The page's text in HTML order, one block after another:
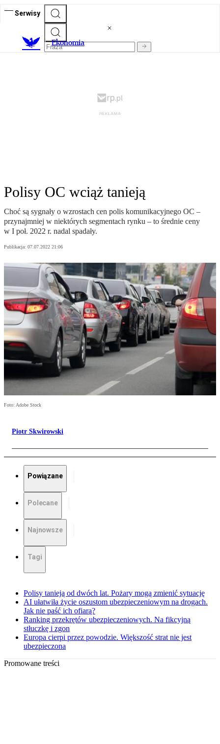
Serwisy
Ekonomia
Polisy OC wciąż tanieją
Choć są sygnały o wzrostach cen polis komunikacyjnego OC –
przynajmniej w niektórych segmentach rynku – to średnie ceny
w I poł. 2022 r. nadal spadały.
Publikacja: 07.07.2022 21:06
Foto: Adobe Stock
Piotr Skwirowski
Powiązane
Polecane
Najnowsze
Tagi
Polisy tanieją od dwóch lat. Pożary mogą zmienić sytuację
AI ułatwiła życie oszustom ubezpieczeniowym na drogach.
Jak nie paść ich ofiarą?
Ranking przekrętów ubezpieczeniowych. Na fikcyjną
stłuczkę i zgon
Europa cierpi przez powodzie. Większość strat nie jest
ubezpieczona
Promowane treści